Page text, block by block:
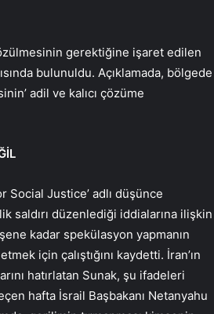
gerektiğine işaret edilen
bulunuldu. Açıklamada, bölgede
adil ve kalıcı çözüme
Social Justice’ adlı düşünce
saldırı düzenlediği iddialarına ilişkin
kadar spekülasyon yapmanın
için çalıştığını kaydetti. İran’ın
hatırlatan Sunak, şu ifadeleri
hafta İsrail Başbakanı Netanyahu